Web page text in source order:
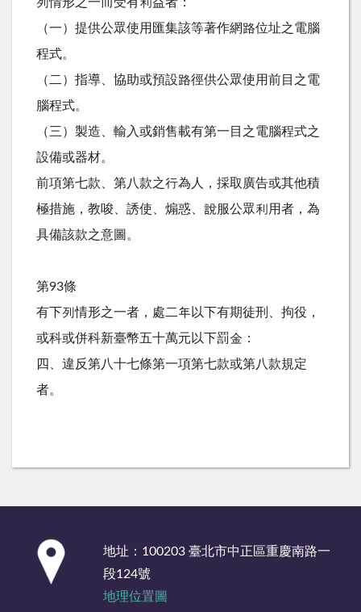
（一）提供公眾使用匯集該等著作網路位址之電腦
程式。
（二）指導、協助或預設路徑供公眾使用前目之電
腦程式。
（三）製造、輸入或銷售載有第一目之電腦程式之
設備或器材。
前項第七款、第八款之行為人，採取廣告或其他積
極措施，教唆、誘使、煽惑、說服公眾利用者，為
具備該款之意圖。
第93條
有下列情形之一者，處二年以下有期徒刑、拘役，
或科或併科新臺幣五十萬元以下罰金：
四、違反第八十七條第一項第七款或第八款規定
者。
地址：100203 臺北市中正區重慶南路一
段124號
地理位置圖